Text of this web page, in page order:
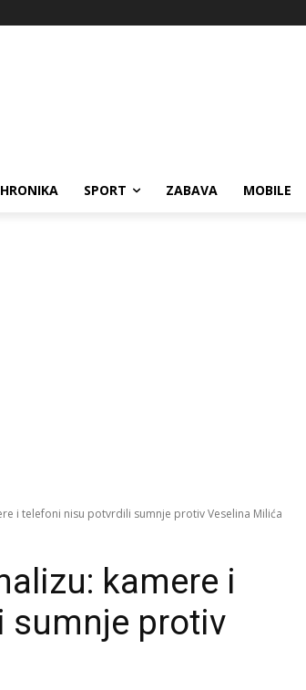
HRONIKA SPORT ZABAVA MOBILE
i telefoni nisu potvrdili sumnje protiv Veselina Milića
kamere i
sumnje protiv